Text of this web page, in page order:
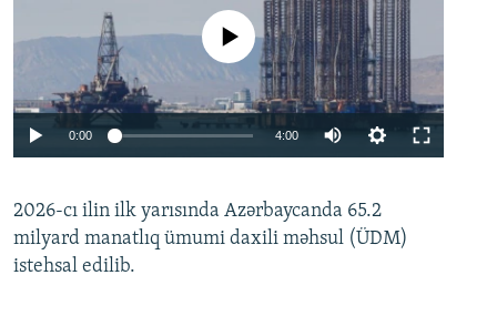
Auto 240p 360p 480p
No media source currently available
0:00 4:00
360p
480p
2026-cı ilin ilk yarısında Azərbaycanda 65.2
milyard manatlıq ümumi daxili məhsul (ÜDM)
istehsal edilib.